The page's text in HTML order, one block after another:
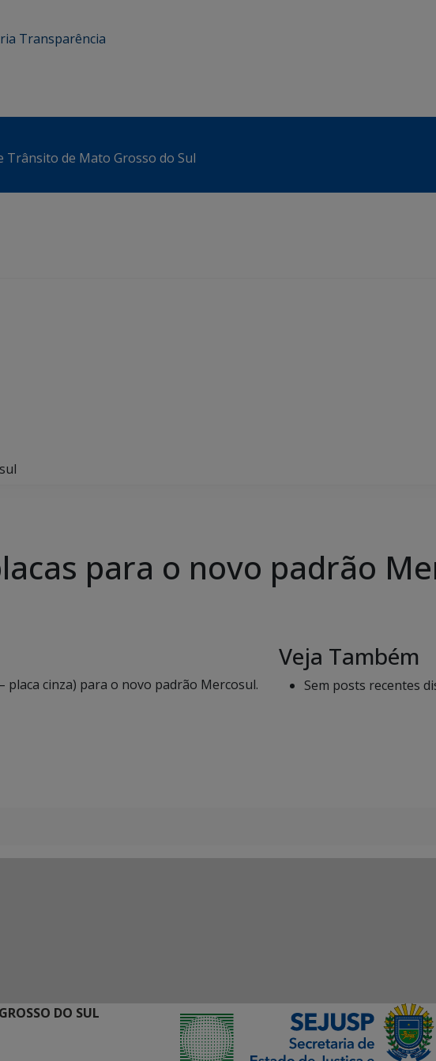
Transparência
Trânsito de Mato Grosso do Sul
para o novo padrão
placa cinza) para o novo padrão Mercosul.
Veja Também
Sem posts recentes
DO SUL